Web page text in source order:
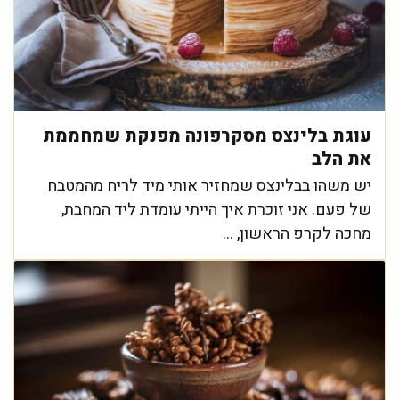
עוגת בלינצס מסקרפונה מפנקת שמחממת
את הלב
יש משהו בבלינצס שמחזיר אותי מיד לריח מהמטבח
של פעם. אני זוכרת איך הייתי עומדת ליד המחבת,
מחכה לקרפ הראשון, ...